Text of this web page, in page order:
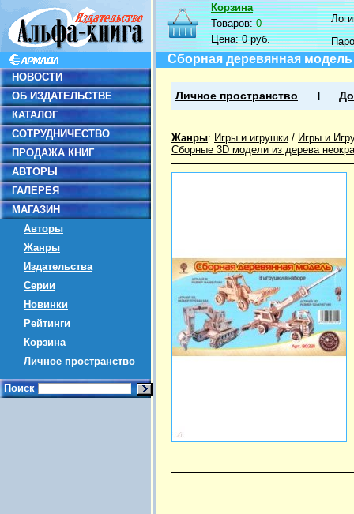
НОВОСТИ
ОБ ИЗДАТЕЛЬСТВЕ
КАТАЛОГ
СОТРУДНИЧЕСТВО
ПРОДАЖА КНИГ
АВТОРЫ
ГАЛЕРЕЯ
МАГАЗИН
Авторы
Жанры
Издательства
Серии
Новинки
Рейтинги
Корзина
Личное пространство
Поиск
Корзина
Товаров:0
Цена:0 руб.
Сборная деревянная
Личное пространство
Жанры: Игры и игрушки / Игры и
Сборные 3D модели из дерева